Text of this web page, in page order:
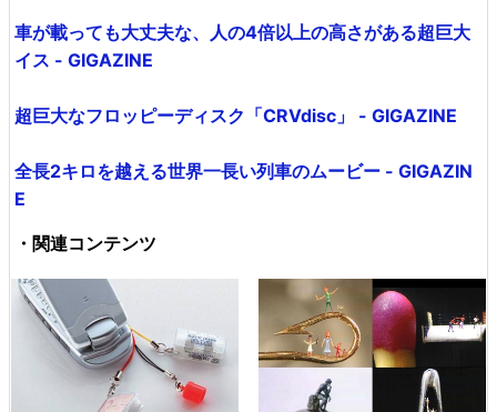
車が載っても大丈夫な、人の4倍以上の高さがある超巨大
イス - GIGAZINE
超巨大なフロッピーディスク「CRVdisc」 - GIGAZINE
全長2キロを越える世界一長い列車のムービー - GIGAZIN
E
・関連コンテンツ